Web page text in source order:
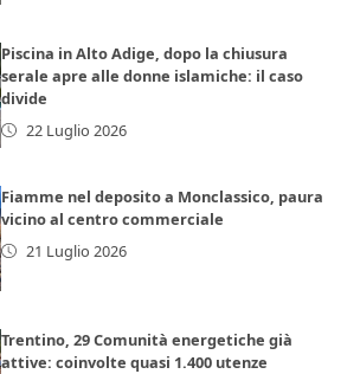
Piscina in Alto Adige, dopo la chiusura
serale apre alle donne islamiche: il caso
divide
22 Luglio 2026
Fiamme nel deposito a Monclassico, paura
vicino al centro commerciale
21 Luglio 2026
Trentino, 29 Comunità energetiche già
attive: coinvolte quasi 1.400 utenze